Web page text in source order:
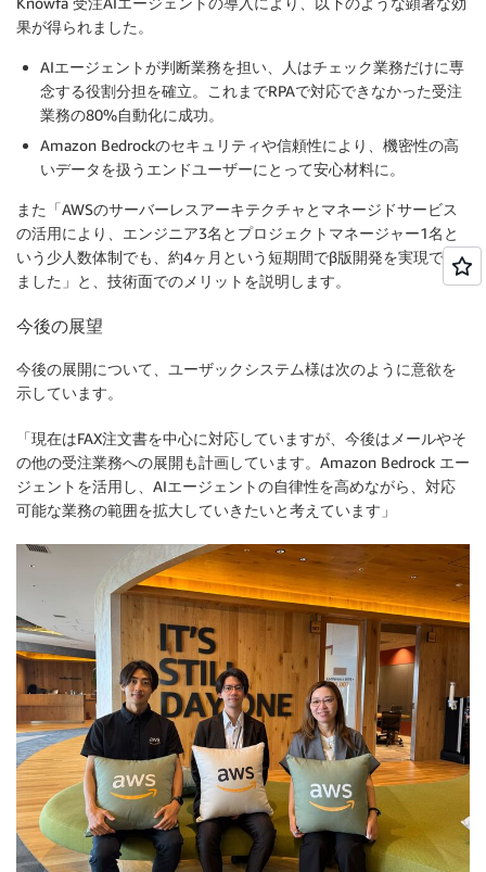
果が得られました。
AIエージェントが判断業務を担い、人はチェック業務だけに専
念する役割分担を確立。これまでRPAで対応できなかった受注
業務の80%自動化に成功。
Amazon Bedrockのセキュリティや信頼性により、機密性の高
いデータを扱うエンドユーザーにとって安心材料に。
また「AWSのサーバーレスアーキテクチャとマネージドサービス
の活用により、エンジニア3名とプロジェクトマネージャー1名と
いう少人数体制でも、約4ヶ月という短期間でβ版開発を実現でき
ました」と、技術面でのメリットを説明します。
今後の展望
今後の展開について、ユーザックシステム様は次のように意欲を
示しています。
「現在はFAX注文書を中心に対応していますが、今後はメールやそ
の他の受注業務への展開も計画しています。Amazon Bedrock エー
ジェントを活用し、AIエージェントの自律性を高めながら、対応
可能な業務の範囲を拡大していきたいと考えています」